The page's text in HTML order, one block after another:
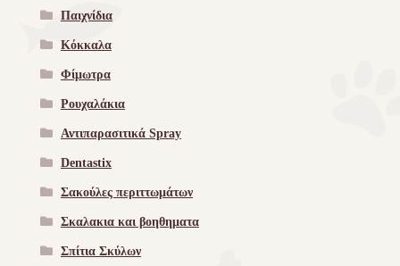
Παιχνίδια
Κόκκαλα
Φίμωτρα
Ρουχαλάκια
Αντιπαρασιτικά Spray
Dentastix
Σακούλες περιττωμάτων
Σκαλακια και βοηθηματα
Σπίτια Σκύλων